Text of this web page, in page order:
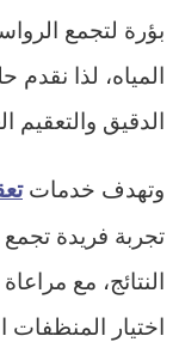
بؤرة لتجمع
المياه، لذا
الدقيق والتعقيم
وتهدف خدمات
تجربة فريدة
النتائج، مع
اختيار المنظفات